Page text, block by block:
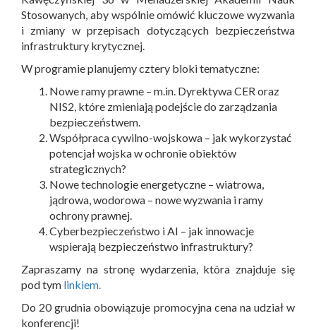
Stosowanych, aby wspólnie omówić kluczowe wyzwania
i zmiany w przepisach dotyczących bezpieczeństwa
infrastruktury krytycznej.
W programie planujemy cztery bloki tematyczne:
Nowe ramy prawne – m.in. Dyrektywa CER oraz
NIS2, które zmieniają podejście do zarządzania
bezpieczeństwem.
Współpraca cywilno-wojskowa – jak wykorzystać
potencjał wojska w ochronie obiektów
strategicznych?
Nowe technologie energetyczne – wiatrowa,
jądrowa, wodorowa – nowe wyzwania i ramy
ochrony prawnej.
Cyberbezpieczeństwo i AI – jak innowacje
wspierają bezpieczeństwo infrastruktury?
Zapraszamy na stronę wydarzenia, która znajduje się
pod tym linkiem.
Do 20 grudnia obowiązuje promocyjna cena na udział w
konferencji!